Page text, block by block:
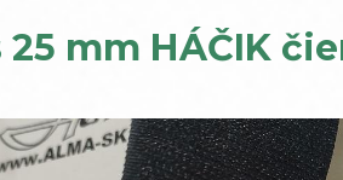
mm HÁČIK